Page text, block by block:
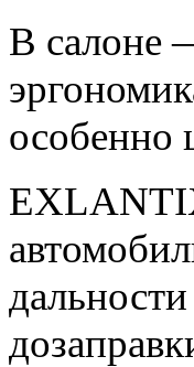
В салоне
особенно